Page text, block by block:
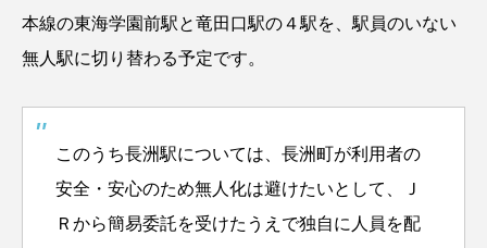
本線の東海学園前駅と竜田口駅の４駅を、駅員のいない
無人駅に切り替わる予定です。
このうち長洲駅については、長洲町が利用者の
安全・安心のため無人化は避けたいとして、Ｊ
Ｒから簡易委託を受けたうえで独自に人員を配